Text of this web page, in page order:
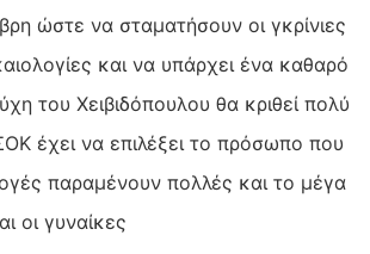
ώστε να σταματήσουν οι γκρίνιες
και να υπάρχει ένα καθαρό
του Χειβιδόπουλου θα κριθεί πολύ
έχει να επιλέξει το πρόσωπο που
παραμένουν πολλές και το μέγα
οι γυναίκες